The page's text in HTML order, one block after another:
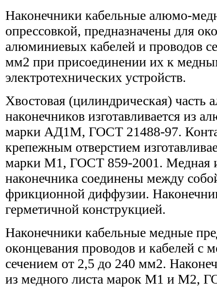
Наконечники кабельные алюмо-
опрессовкой, предназначены для
алюминиевых кабелей и проводов
мм2 при присоединении их к
электротехнических устройств.
Хвостовая (цилиндрическая)
наконечников изготавливается из
марки АД1М, ГОСТ 21488-97.
крепежным отверстием
марки М1, ГОСТ 859-2001. Медная
наконечника соединены между
фрикционной диффузии.
герметичной конструкцией.
Наконечники кабельные медные
оконцевания проводов и кабелей
сечением от 2,5 до 240 мм2.
из медного листа марок М1 и М2,